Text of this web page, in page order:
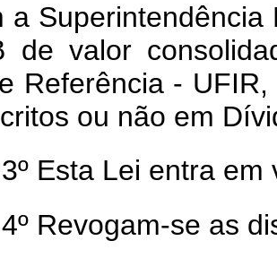
a
de valor
Referência -
ou não em
Esta Lei entra
Revogam-se as